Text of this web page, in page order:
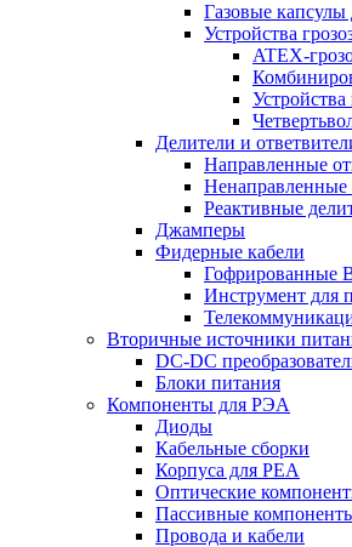
Газовые капсулы
Устройства
ATEX-
Делители и
Направленные
Ненаправленные
Реактивные
Джамперы
Фидерные кабели
Гофрированные
Инструмент для
Вторичные источники
DC-DC
Блоки питания
Компоненты для РЭА
Диоды
Кабельные сборки
Корпуса для РЕА
Оптические
Пассивные
Провода и кабели